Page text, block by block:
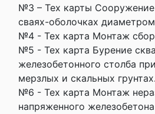
№3 – Тех карты
сваях-оболочках
№4 - Тех карта Монтаж
№5 - Тех карта Бурение
железобетонного столба
мерзлых и скальных грунтах.
№6 - Тех карта Монтаж
напряженного